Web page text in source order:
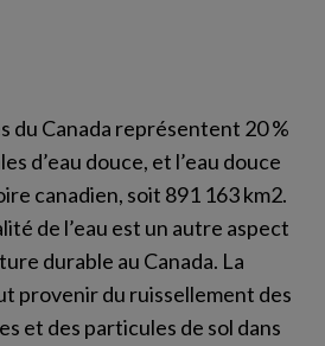
du Canada représentent 20 %
d’eau douce, et l’eau douce
canadien, soit 891 163 km2.
de l’eau est un autre aspect
durable au Canada. La
provenir du ruissellement des
et des particules de sol dans